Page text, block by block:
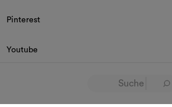
Pinterest
Youtube
© 2026 Dedar P.IVA